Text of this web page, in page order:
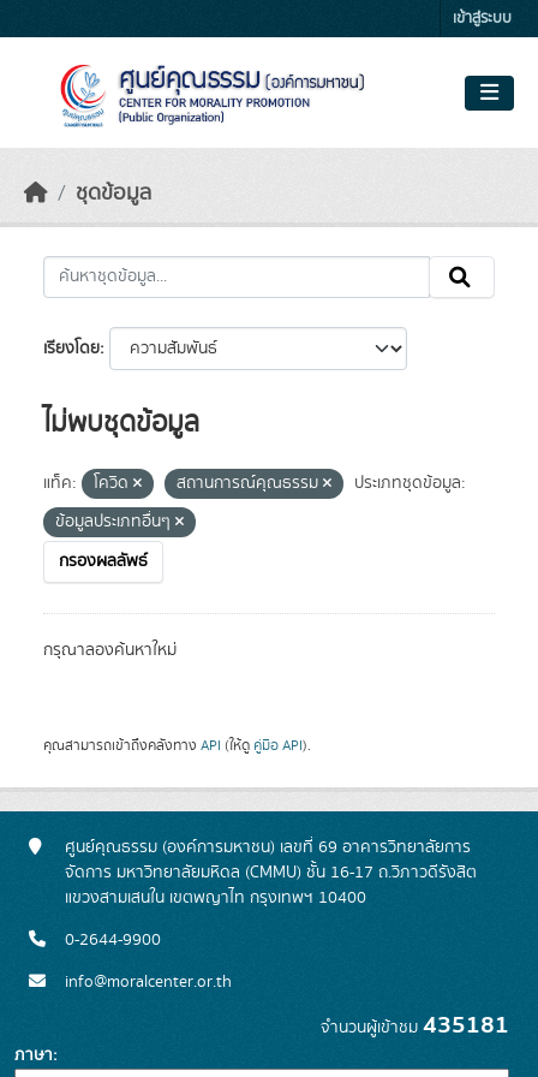
เข้าสู่ระบบ
ชุดข้อมูล
เรียงโดย
ไม่พบชุดข้อมูล
แท็ค: โควิด สถานการณ์คุณธรรม
ประเภทชุดข้อมูล:
ข้อมูลประเภทอื่นๆ
กรองผลลัพธ์
กรุณาลองค้นหาใหม่
คุณสามารถเข้าถึงคลังทาง API (ให้ดู คู่มือ API).
ศูนย์คุณธรรม (องค์การมหาชน) เลขที่ 69 อาคารวิทยาลัยการ
จัดการ มหาวิทยาลัยมหิดล (CMMU) ชั้น 16-17 ถ.วิภาวดีรังสิต
แขวงสามเสนใน เขตพญาไท กรุงเทพฯ 10400
0-2644-9900
info@moralcenter.or.th
จำนวนผู้เข้าชม 435181
ภาษา